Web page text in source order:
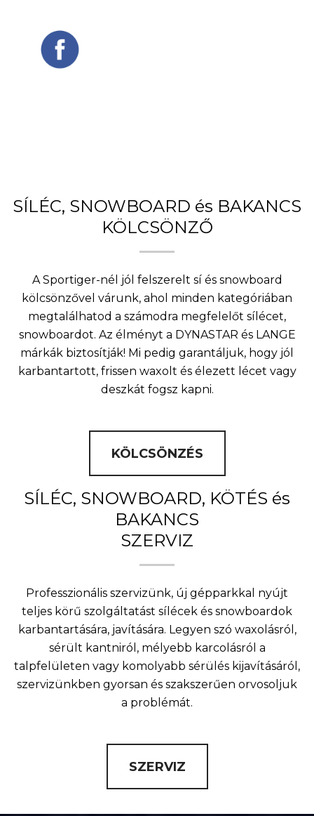
SÍLÉC, SNOWBOARD és BAKANCS
KÖLCSÖNZŐ
A Sportiger-nél jól felszerelt sí és snowboard
kölcsönzővel várunk, ahol minden kategóriában
megtalálhatod a számodra megfelelőt sílécet,
snowboardot. Az élményt a DYNASTAR és LANGE
márkák biztosítják! Mi pedig garantáljuk, hogy jól
karbantartott, frissen waxolt és élezett lécet vagy
deszkát fogsz kapni.
KÖLCSÖNZÉS
SÍLÉC, SNOWBOARD, KÖTÉS és
BAKANCS
SZERVIZ
Professzionális szervizünk, új gépparkkal nyújt
teljes körű szolgáltatást sílécek és snowboardok
karbantartására, javítására. Legyen szó waxolásról,
sérült kantniról, mélyebb karcolásról a
talpfelületen vagy komolyabb sérülés kijavításáról,
szervizünkben gyorsan és szakszerűen orvosoljuk
a problémát.
SZERVIZ